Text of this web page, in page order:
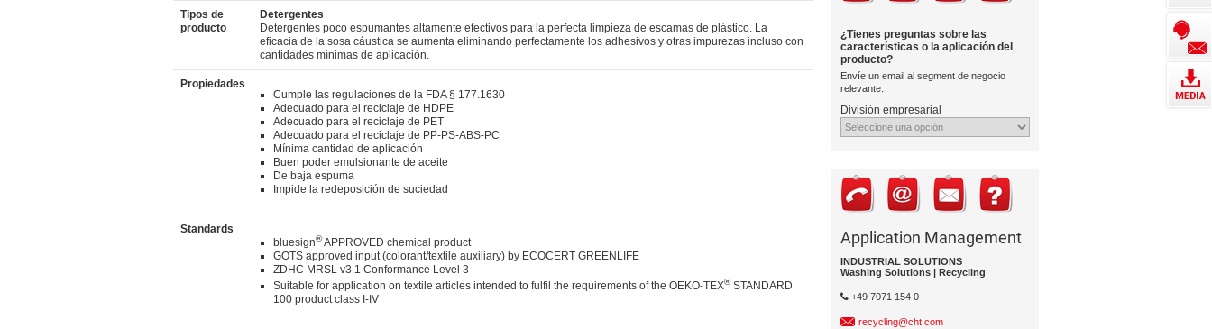
Tipos de
producto
Detergentes
Detergentes poco espumantes altamente efectivos para la perfecta limpieza de escamas de plástico. La
eficacia de la sosa cáustica se aumenta eliminando perfectamente los adhesivos y otras impurezas incluso con
cantidades mínimas de aplicación.
Propiedades
Cumple las regulaciones de la FDA § 177.1630
Adecuado para el reciclaje de HDPE
Adecuado para el reciclaje de PET
Adecuado para el reciclaje de PP-PS-ABS-PC
Mínima cantidad de aplicación
Buen poder emulsionante de aceite
De baja espuma
Impide la redeposición de suciedad
Standards
bluesign®APPROVED chemical product
GOTS approved input (colorant/textile auxiliary) by ECOCERT GREENLIFE
ZDHC MRSL v3.1 Conformance Level 3
Suitable for application on textile articles intended to fulfil the requirements of the OEKO-TEX®STANDARD
100 product class I-IV
¿Tienes preguntas sobre las
caracterí­sticas o la aplicación del
producto?
Enví­e un email al segment de negocio
relevante.
División empresarial
Application Management
INDUSTRIAL SOLUTIONS
Washing Solutions | Recycling
+49 7071 154 0
recycling@cht.com